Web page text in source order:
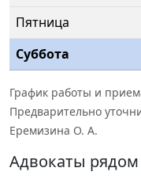
Пятница
Суббота
График работы и
Предварительно
Еремизина О. А.
Адвокаты рядом